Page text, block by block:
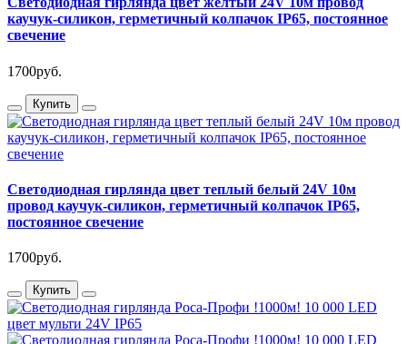
каучук-силикон, герметичный колпачок IP65, постоянное
свечение
1700руб.
Купить
Светодиодная гирлянда цвет теплый белый 24V 10м
провод каучук-силикон, герметичный колпачок IP65,
постоянное свечение
1700руб.
Купить